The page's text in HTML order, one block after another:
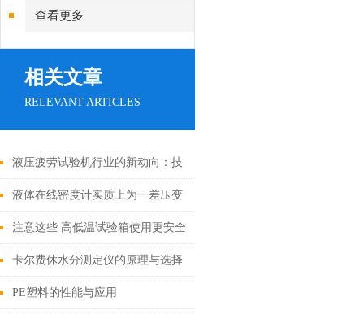
查看更多
相关文章
RELEVANT ARTICLES
液压疲劳试验机行业的新动向：技
术创新与市场拓展
液体在线密度计实质上为一差压变
送器
注意这些 高低温试验箱使用更安全
卡尔费休水分测定仪的原理与选择
PE塑料的性能与应用